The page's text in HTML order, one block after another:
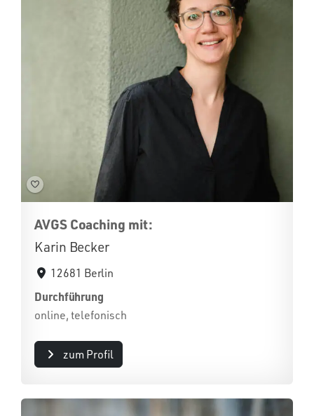
AVGS Coaching mit:
Karin Becker
12681 Berlin
Durchführung
online, telefonisch
zum Profil